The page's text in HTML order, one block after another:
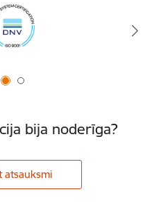
bija noderīga?
atsauksmi